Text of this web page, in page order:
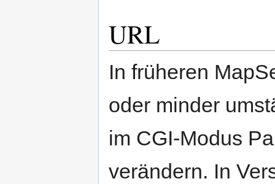
URL
In früheren
oder minder
im CGI-Modus
verändern. In